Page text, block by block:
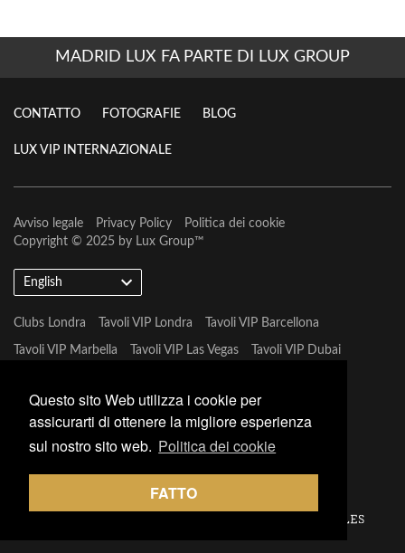
Questo sito Web utilizza i cookie per
assicurarti di ottenere la migliore esperienza
sul nostro sito web. Politica dei cookie
FATTO
MADRID LUX FA PARTE DI LUX GROUP
CONTATTO FOTOGRAFIE BLOG
LUX VIP INTERNAZIONALE
Avviso legale Privacy Policy
Politica dei cookie
Copyright © 2025 by Lux Group™
English
Clubs Londra Tavoli VIP Londra Tavoli VIP Barcellona
Tavoli VIP Marbella Tavoli VIP Las Vegas Tavoli VIP Dubai